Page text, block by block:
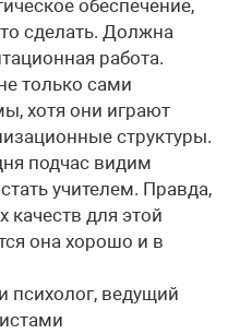
обеспечение,
сделать. Должна
работа.
только сами
хотя они играют
структуры.
подчас видим
учителем. Правда,
для этой
она хорошо и в
психолог, ведущий